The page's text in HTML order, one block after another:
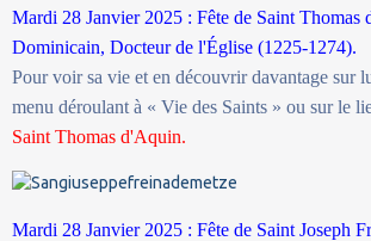
Mardi 28 Janvier 2025 : Fête de Saint Thomas
Dominicain, Docteur de l'Église (1225-1274).
Pour voir sa vie et en découvrir davantage sur
menu déroulant à « Vie des Saints » ou sur le
Saint Thomas d'Aquin.
Mardi 28 Janvier 2025 : Fête de Saint Joseph